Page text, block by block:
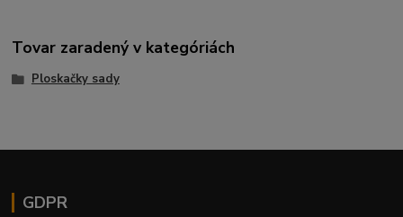
Tovar zaradený v kategóriách
Ploskačky sady
GDPR